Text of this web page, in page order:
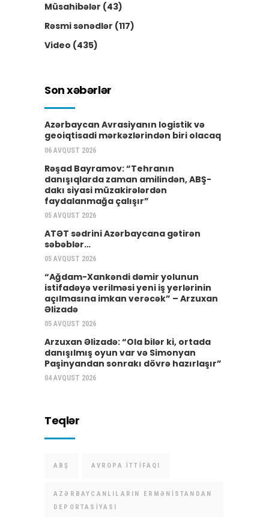
Müsahibələr (43)
Rəsmi sənədlər (117)
Video (435)
Son xəbərlər
Azərbaycan Avrasiyanın logistik və
geoiqtisadi mərkəzlərindən biri olacaq
06 AVQUST 2026
Rəşad Bayramov: “Tehranın
danışıqlarda zaman amilindən, ABŞ-
dakı siyasi müzakirələrdən
faydalanmağa çalışır”
05 AVQUST 2026
ATƏT sədrini Azərbaycana gətirən
səbəblər…
05 AVQUST 2026
“Ağdam-Xankəndi dəmir yolunun
istifadəyə verilməsi yeni iş yerlərinin
açılmasına imkan verəcək” – Arzuxan
Əlizadə
05 AVQUST 2026
Arzuxan Əlizadə: “Ola bilər ki, ortada
danışılmış oyun var və Simonyan
Paşinyandan sonrakı dövrə hazırlaşır”
04 AVQUST 2026
Teqlər
ABŞ AVROPA İTTIFAQI
AZƏRBAYCANLILARIN ERMƏNISTANDAN
DEPORTASIYASI